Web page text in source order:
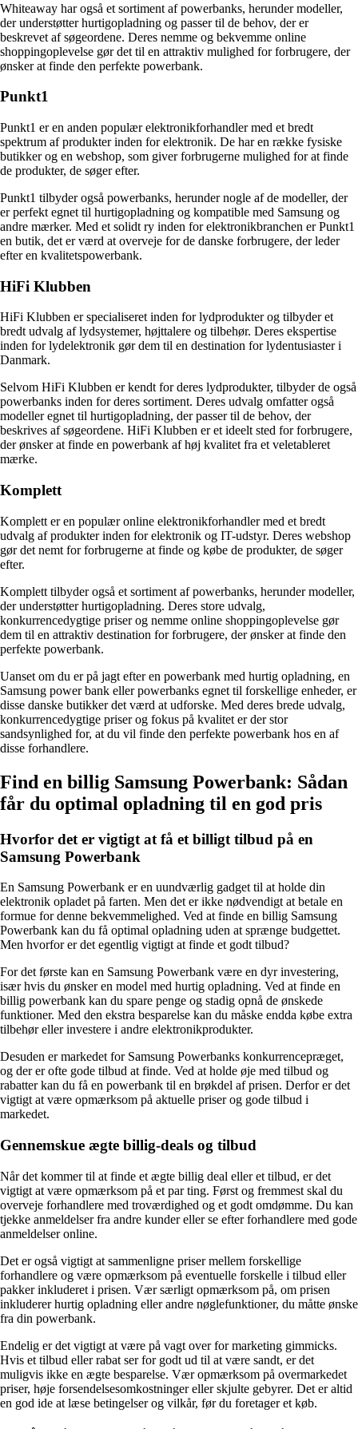
Whiteaway har også et sortiment af powerbanks, herunder modeller,
der understøtter hurtigopladning og passer til de behov, der er
beskrevet af søgeordene. Deres nemme og bekvemme online
shoppingoplevelse gør det til en attraktiv mulighed for forbrugere, der
ønsker at finde den perfekte powerbank.
Punkt1
Punkt1 er en anden populær elektronikforhandler med et bredt
spektrum af produkter inden for elektronik. De har en række fysiske
butikker og en webshop, som giver forbrugerne mulighed for at finde
de produkter, de søger efter.
Punkt1 tilbyder også powerbanks, herunder nogle af de modeller, der
er perfekt egnet til hurtigopladning og kompatible med Samsung og
andre mærker. Med et solidt ry inden for elektronikbranchen er Punkt1
en butik, det er værd at overveje for de danske forbrugere, der leder
efter en kvalitetspowerbank.
HiFi Klubben
HiFi Klubben er specialiseret inden for lydprodukter og tilbyder et
bredt udvalg af lydsystemer, højttalere og tilbehør. Deres ekspertise
inden for lydelektronik gør dem til en destination for lydentusiaster i
Danmark.
Selvom HiFi Klubben er kendt for deres lydprodukter, tilbyder de også
powerbanks inden for deres sortiment. Deres udvalg omfatter også
modeller egnet til hurtigopladning, der passer til de behov, der
beskrives af søgeordene. HiFi Klubben er et ideelt sted for forbrugere,
der ønsker at finde en powerbank af høj kvalitet fra et veletableret
mærke.
Komplett
Komplett er en populær online elektronikforhandler med et bredt
udvalg af produkter inden for elektronik og IT-udstyr. Deres webshop
gør det nemt for forbrugerne at finde og købe de produkter, de søger
efter.
Komplett tilbyder også et sortiment af powerbanks, herunder modeller,
der understøtter hurtigopladning. Deres store udvalg,
konkurrencedygtige priser og nemme online shoppingoplevelse gør
dem til en attraktiv destination for forbrugere, der ønsker at finde den
perfekte powerbank.
Uanset om du er på jagt efter en powerbank med hurtig opladning, en
Samsung power bank eller powerbanks egnet til forskellige enheder, er
disse danske butikker det værd at udforske. Med deres brede udvalg,
konkurrencedygtige priser og fokus på kvalitet er der stor
sandsynlighed for, at du vil finde den perfekte powerbank hos en af
disse forhandlere.
Find en billig Samsung Powerbank: Sådan
får du optimal opladning til en god pris
Hvorfor det er vigtigt at få et billigt tilbud på en
Samsung Powerbank
En Samsung Powerbank er en uundværlig gadget til at holde din
elektronik opladet på farten. Men det er ikke nødvendigt at betale en
formue for denne bekvemmelighed. Ved at finde en billig Samsung
Powerbank kan du få optimal opladning uden at sprænge budgettet.
Men hvorfor er det egentlig vigtigt at finde et godt tilbud?
For det første kan en Samsung Powerbank være en dyr investering,
især hvis du ønsker en model med hurtig opladning. Ved at finde en
billig powerbank kan du spare penge og stadig opnå de ønskede
funktioner. Med den ekstra besparelse kan du måske endda købe extra
tilbehør eller investere i andre elektronikprodukter.
Desuden er markedet for Samsung Powerbanks konkurrencepræget,
og der er ofte gode tilbud at finde. Ved at holde øje med tilbud og
rabatter kan du få en powerbank til en brøkdel af prisen. Derfor er det
vigtigt at være opmærksom på aktuelle priser og gode tilbud i
markedet.
Gennemskue ægte billig-deals og tilbud
Når det kommer til at finde et ægte billig deal eller et tilbud, er det
vigtigt at være opmærksom på et par ting. Først og fremmest skal du
overveje forhandlere med troværdighed og et godt omdømme. Du kan
tjekke anmeldelser fra andre kunder eller se efter forhandlere med gode
anmeldelser online.
Det er også vigtigt at sammenligne priser mellem forskellige
forhandlere og være opmærksom på eventuelle forskelle i tilbud eller
pakker inkluderet i prisen. Vær særligt opmærksom på, om prisen
inkluderer hurtig opladning eller andre nøglefunktioner, du måtte ønske
fra din powerbank.
Endelig er det vigtigt at være på vagt over for marketing gimmicks.
Hvis et tilbud eller rabat ser for godt ud til at være sandt, er det
muligvis ikke en ægte besparelse. Vær opmærksom på overmarkedet
priser, høje forsendelsesomkostninger eller skjulte gebyrer. Det er altid
en god ide at læse betingelser og vilkår, før du foretager et køb.